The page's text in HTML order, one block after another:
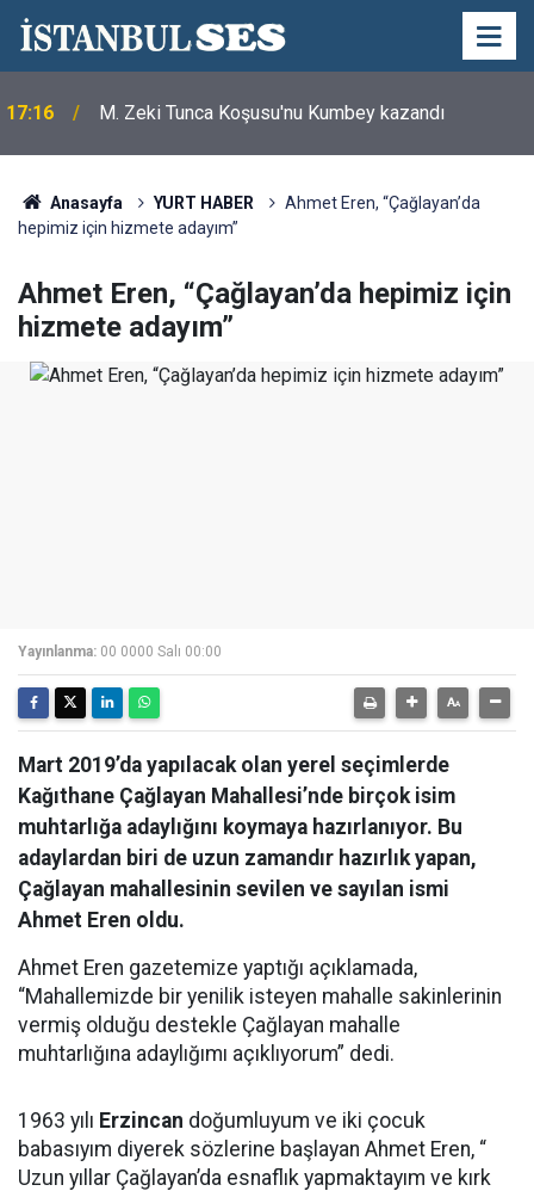
17:16 M. Zeki Tunca Koşusu'nu Kumbey kazandı
Anasayfa YURT HABER
Ahmet Eren, “Çağlayan’da
hepimiz için hizmete adayım”
Ahmet Eren, “Çağlayan’da hepimiz için
hizmete adayım”
Yayınlanma: 00 0000 Salı 00:00
Mart 2019’da yapılacak olan yerel seçimlerde
Kağıthane Çağlayan Mahallesi’nde birçok isim
muhtarlığa adaylığını koymaya hazırlanıyor. Bu
adaylardan biri de uzun zamandır hazırlık yapan,
Çağlayan mahallesinin sevilen ve sayılan ismi
Ahmet Eren oldu.
Ahmet Eren gazetemize yaptığı açıklamada,
“Mahallemizde bir yenilik isteyen mahalle sakinlerinin
vermiş olduğu destekle Çağlayan mahalle
muhtarlığına adaylığımı açıklıyorum” dedi.
1963 yılı Erzincan doğumluyum ve iki çocuk
babasıyım diyerek sözlerine başlayan Ahmet Eren, “
Uzun yıllar Çağlayan’da esnaflık yapmaktayım ve kırk